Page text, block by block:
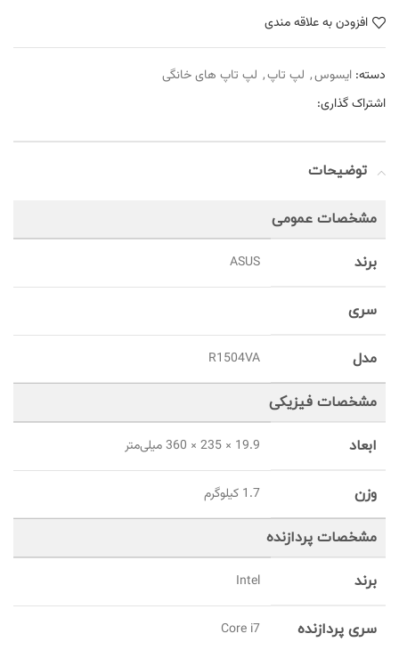
افزودن به علاقه مندی
دسته: ایسوس, لپ تاپ, لپ تاپ های خانگی
اشتراک گذاری:
توضیحات
مشخصات عمومی
برند ASUS
سری
مدل R1504VA
مشخصات فیزیکی
ابعاد 19.9 × 235 × 360 میلی‌متر
وزن 1.7 کیلوگرم
مشخصات پردازنده
برند Intel
سری پردازنده Core i7